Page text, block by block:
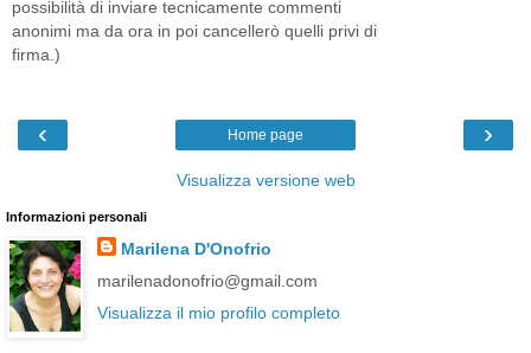
possibilità di inviare tecnicamente commenti
anonimi ma da ora in poi cancellerò quelli privi di
firma.)
‹ ›
Home page
Visualizza versione web
Informazioni personali
Marilena D'Onofrio
marilenadonofrio@gmail.com
Visualizza il mio profilo completo